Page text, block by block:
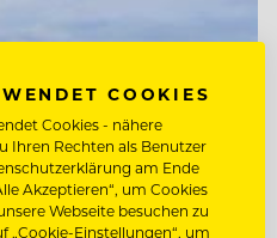
COOKIES
Cookies - nähere
Ihren Rechten als Benutzer
am Ende
Akzeptieren“, um Cookies
Webseite besuchen zu
„Cookie-Einstellungen“, um